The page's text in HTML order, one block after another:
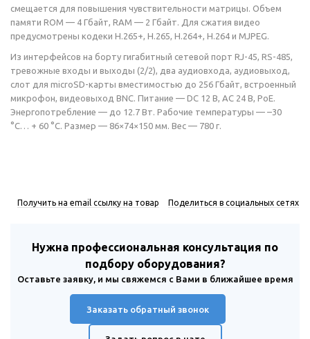
смещается для повышения чувствительности матрицы. Объем
памяти ROM — 4 Гбайт, RAM — 2 Гбайт. Для сжатия видео
предусмотрены кодеки H.265+, H.265, H.264+, H.264 и MJPEG.
Из интерфейсов на борту гигабитный сетевой порт RJ-45, RS-485,
тревожные входы и выходы (2/2), два аудиовхода, аудиовыход,
слот для microSD-карты вместимостью до 256 Гбайт, встроенный
микрофон, видеовыход BNC. Питание — DC 12 В, AC 24 В, PoE.
Энергопотребление — до 12.7 Вт. Рабочие температуры — –30
°C… + 60 °C. Размер — 86×74×150 мм. Вес — 780 г.
Получить на email ссылку на товар Поделиться в социальных сетях
Нужна профессиональная консультация по
подбору оборудования?
Оставьте заявку, и мы свяжемся с Вами в ближайшее время
Заказать обратный звонок